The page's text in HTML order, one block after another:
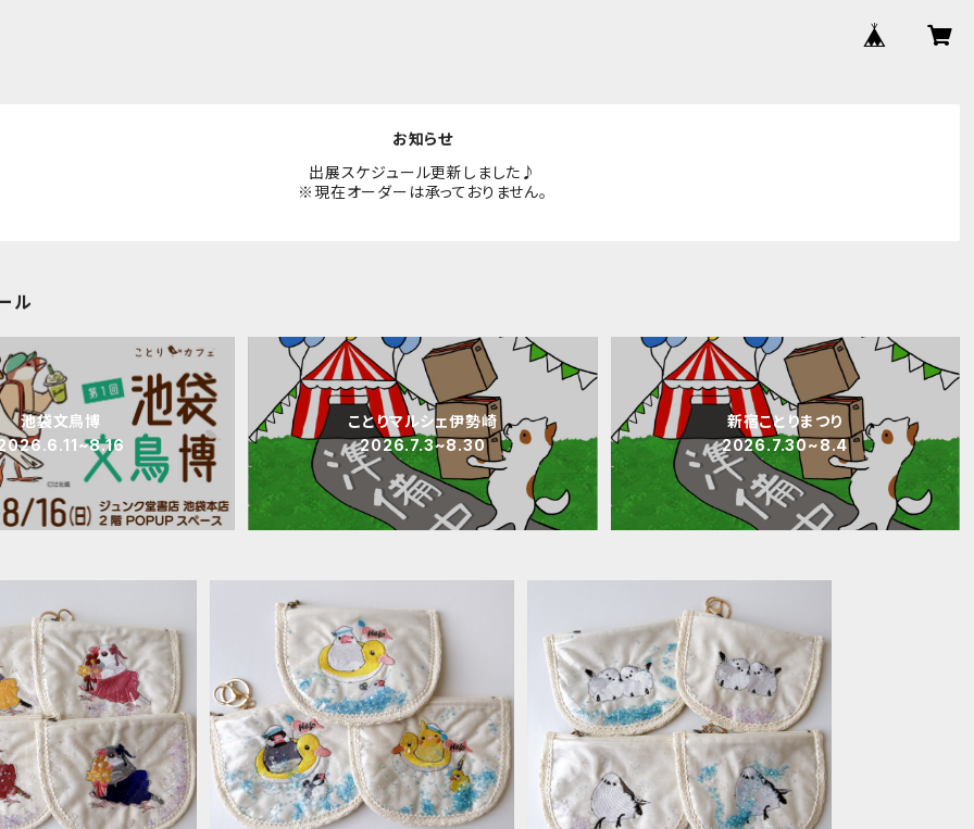
お知らせ
出展スケジュール更新しました♪
※現在オーダーは承っておりません。
ル
池袋文鳥博
ことりマルシェ伊勢崎
2026.7.3~8.30
新宿ことりまつり
2026.7.30~8.4
ャカポケット＊文鳥
¥2,640
シャカシャカポケット＊文鳥・オカメ
¥2,640
シャカシャカポケット＊シマエナガ
¥2,640